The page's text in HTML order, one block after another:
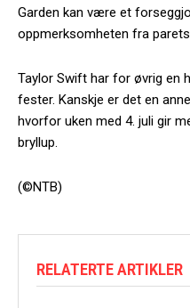
Garden kan være et
oppmerksomheten fra parets
Taylor Swift har for øvrig en
fester. Kanskje er det en
hvorfor uken med 4. juli gir
bryllup.
(©NTB)
RELATERTE ARTIKLER